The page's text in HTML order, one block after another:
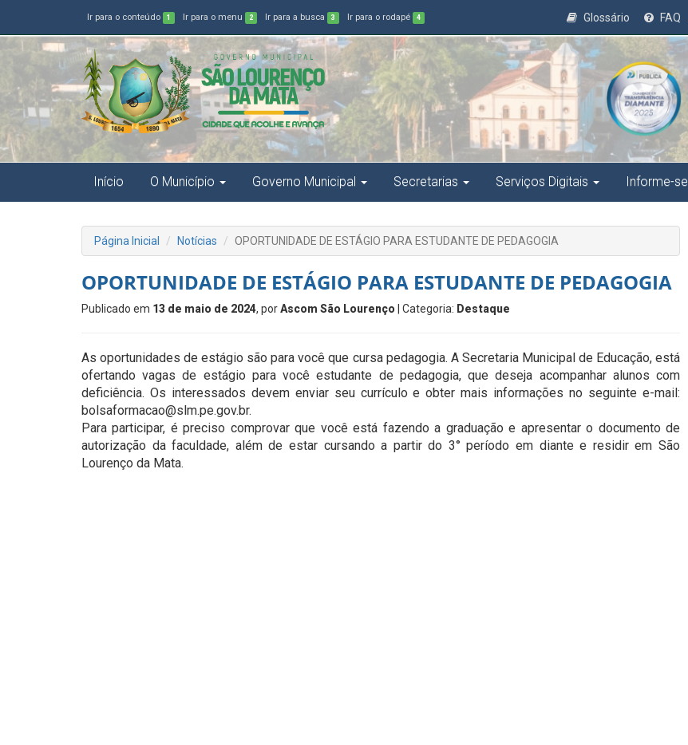
Ir para o conteúdo 1 Ir para o menu 2 Ir para a busca 3 Ir para o rodapé 4 Glossário FAQ
Início O Município Governo Municipal Secretarias Serviços Digitais Informe-se
Página Inicial Notícias OPORTUNIDADE DE ESTÁGIO PARA ESTUDANTE DE PEDAGOGIA
OPORTUNIDADE DE ESTÁGIO PARA ESTUDANTE DE PEDAGOGIA
Publicado em 13 de maio de 2024, porAscom São Lourenço | Categoria: Destaque
As oportunidades de estágio são para você que cursa pedagogia. A Secretaria Municipal de Educação, está
ofertando vagas de estágio para você estudante de pedagogia, que deseja acompanhar alunos com
deficiência. Os interessados devem enviar seu currículo e obter mais informações no seguinte e-mail:
bolsaformacao@slm.pe.gov.br.
Para participar, é preciso comprovar que você está fazendo a graduação e apresentar o documento de
autorização da faculdade, além de estar cursando a partir do 3° período em diante e residir em São
Lourenço da Mata.